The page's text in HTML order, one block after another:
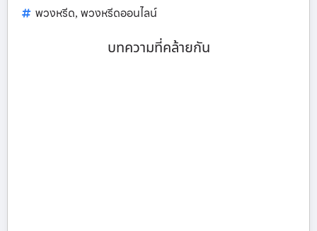
พวงหรีด, พวงหรีดออนไลน์
บทความที่คล้ายกัน